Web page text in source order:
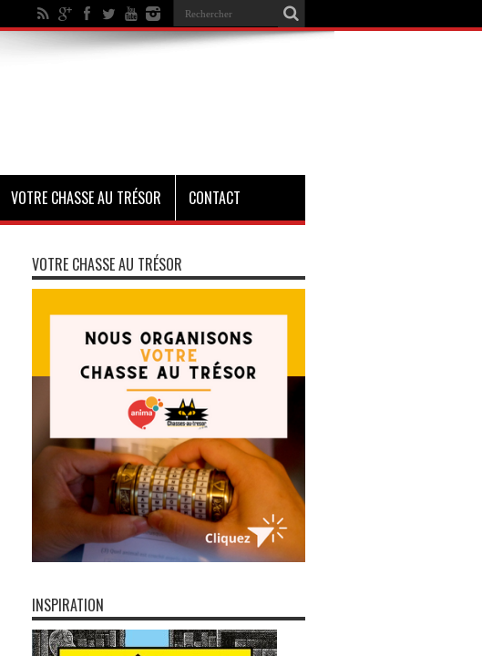
VOTRE CHASSE AU TRÉSOR CONTACT
VOTRE CHASSE AU TRÉSOR
INSPIRATION